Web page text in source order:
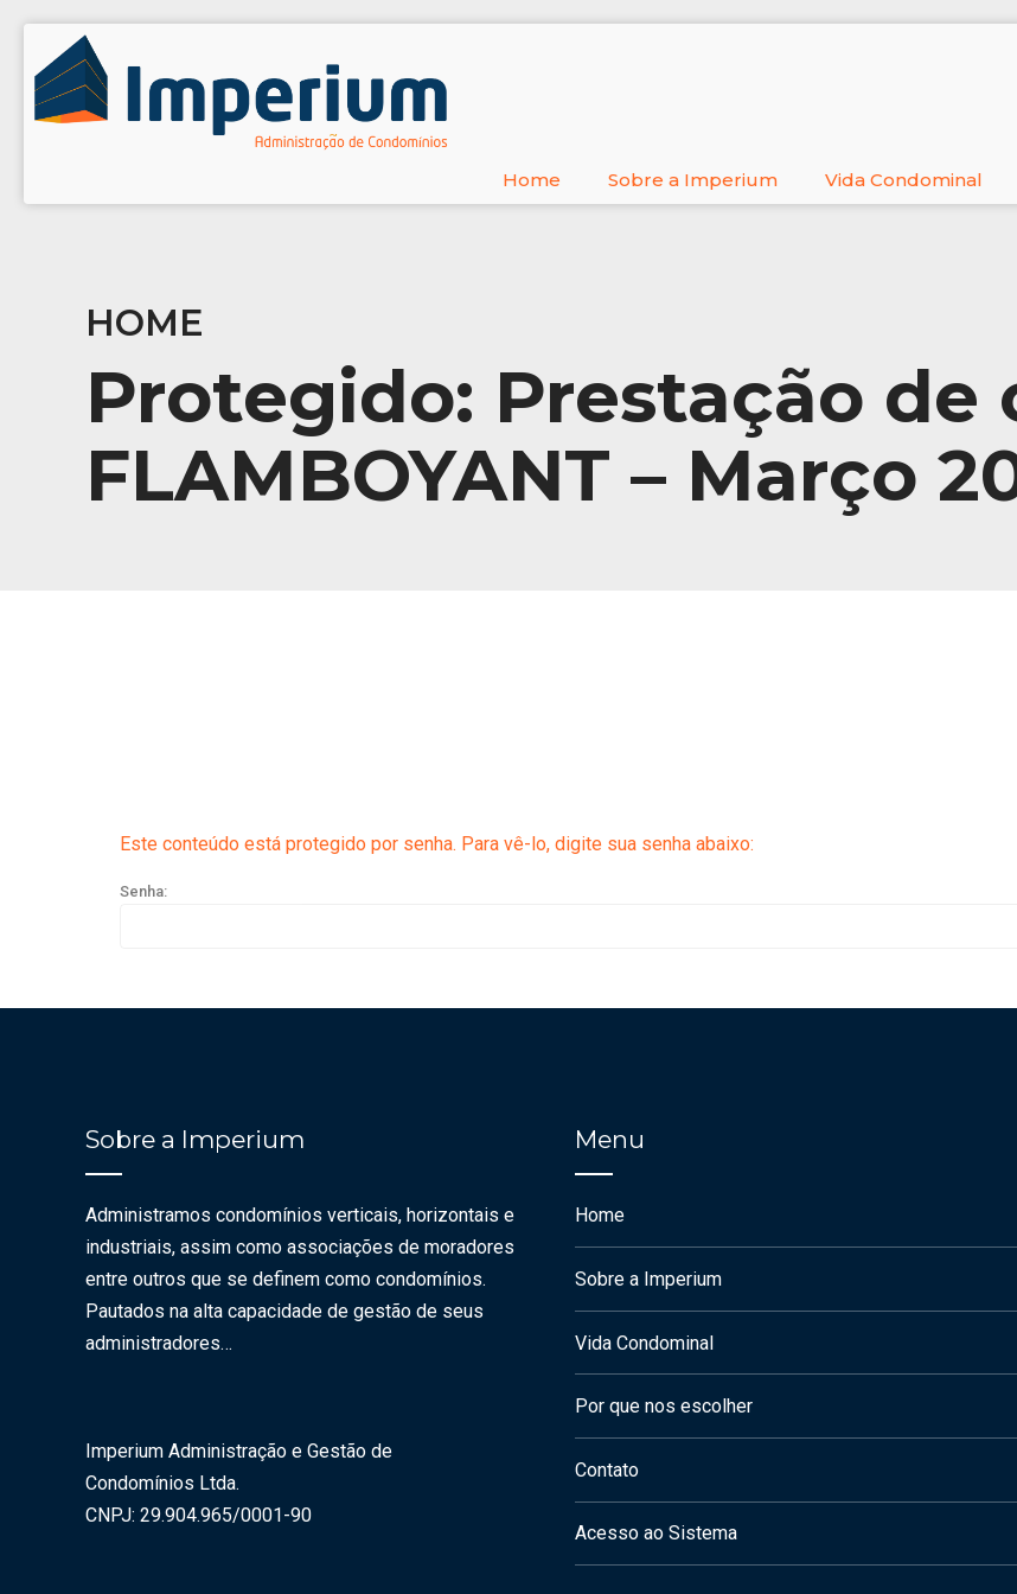
Home Sobre a Imperium Vida Condominal
HOME
Protegido: Prestação de
FLAMBOYANT – Março
Este conteúdo está protegido por senha. Para vê-lo, digite sua senha abaixo:
Senha:
Sobre a Imperium
Administramos condomínios verticais, horizontais e
industriais, assim como associações de moradores
entre outros que se definem como condomínios.
Pautados na alta capacidade de gestão de seus
administradores…
Imperium Administração e Gestão de
Condomínios Ltda.
CNPJ: 29.904.965/0001-90
Menu
Home
Sobre a Imperium
Vida Condominal
Por que nos escolher
Contato
Acesso ao Sistema